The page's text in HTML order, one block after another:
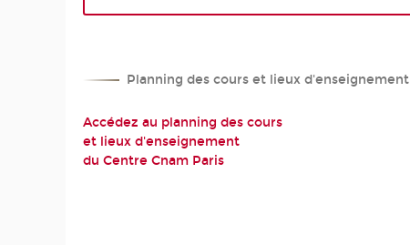
Planning des cours et lieux d'enseignement
Accédez au planning des cours
et lieux d'enseignement
du Centre Cnam Paris